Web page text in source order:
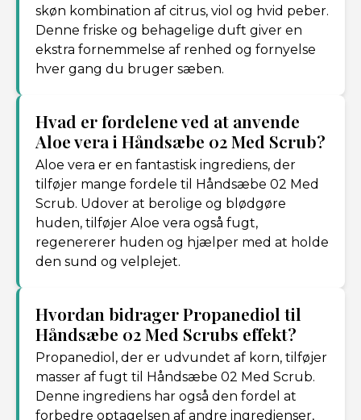
skøn kombination af citrus, viol og hvid peber.
Denne friske og behagelige duft giver en
ekstra fornemmelse af renhed og fornyelse
hver gang du bruger sæben.
Hvad er fordelene ved at anvende
Aloe vera i Håndsæbe 02 Med Scrub?
Aloe vera er en fantastisk ingrediens, der
tilføjer mange fordele til Håndsæbe 02 Med
Scrub. Udover at berolige og blødgøre
huden, tilføjer Aloe vera også fugt,
regenererer huden og hjælper med at holde
den sund og velplejet.
Hvordan bidrager Propanediol til
Håndsæbe 02 Med Scrubs effekt?
Propanediol, der er udvundet af korn, tilføjer
masser af fugt til Håndsæbe 02 Med Scrub.
Denne ingrediens har også den fordel at
forbedre optagelsen af andre ingredienser,